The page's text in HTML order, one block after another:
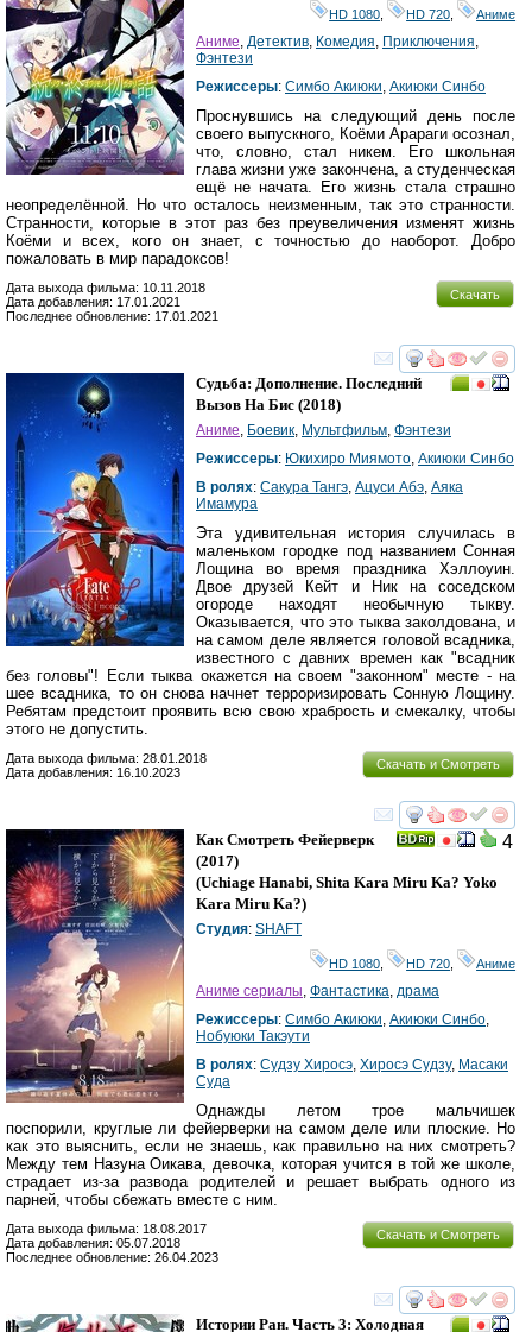
HD 1080, HD 720, Аниме
Аниме, Детектив, Комедия, Приключения,
Фэнтези
Режиссеры: Симбо Акиюки, Акиюки Синбо
Проснувшись на следующий день после
своего выпускного, Коёми Арараги осознал,
что, словно, стал никем. Его школьная
глава жизни уже закончена, а студенческая
ещё не начата. Его жизнь стала страшно
неопределённой. Но что осталось неизменным, так это странности.
Странности, которые в этот раз без преувеличения изменят жизнь
Коёми и всех, кого он знает, с точностью до наоборот. Добро
пожаловать в мир парадоксов!
Скачать
Дата выхода фильма: 10.11.2018
Дата добавления: 17.01.2021
Последнее обновление: 17.01.2021
смотреть
Судьба: Дополнение. Последний
Вызов На Бис (2018)
Аниме, Боевик, Мультфильм, Фэнтези
Режиссеры: Юкихиро Миямото, Акиюки Синбо
В ролях: Сакура Тангэ, Ацуси Абэ, Аяка
Имамура
Эта удивительная история случилась в
маленьком городке под названием Сонная
Лощина во время праздника Хэллоуин.
Двое друзей Кейт и Ник на соседском
огороде находят необычную тыкву.
Оказывается, что это тыква заколдована, и
на самом деле является головой всадника,
известного с давних времен как "всадник
без головы"! Если тыква окажется на своем "законном" месте - на
шее всадника, то он снова начнет терроризировать Сонную Лощину.
Ребятам предстоит проявить всю свою храбрость и смекалку, чтобы
этого не допустить.
Скачать и Смотреть
Дата выхода фильма: 28.01.2018
Дата добавления: 16.10.2023
смотреть
4
Как Смотреть Фейерверк
(2017)
(Uchiage Hanabi, Shita Kara Miru Ka? Yoko
Kara Miru Ka?)
Студия: SHAFT
HD 1080 HD 720 Аниме
Аниме сериалы, Фантастика, драма
Режиссеры: Симбо Акиюки, Акиюки Синбо,
Нобуюки Такэути
В ролях: Судзу Хиросэ, Хиросэ Судзу, Масаки
Суда
Однажды летом трое мальчишек
поспорили, круглые ли фейерверки на самом деле или плоские. Но
как это выяснить, если не знаешь, как правильно на них смотреть?
Между тем Назуна Оикава, девочка, которая учится в той же школе,
страдает из-за развода родителей и решает выбрать одного из
парней, чтобы сбежать вместе с ним.
Скачать и Смотреть
Дата выхода фильма: 18.08.2017
Дата добавления: 05.07.2018
Последнее обновление: 26.04.2023
смотреть
Истории Ран. Часть 3: Холодная